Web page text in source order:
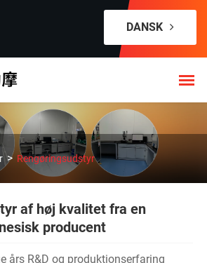
DANSK
Rengøringsudstyr
af høj kvalitet fra en
producent
års R&D og produktionserfaring